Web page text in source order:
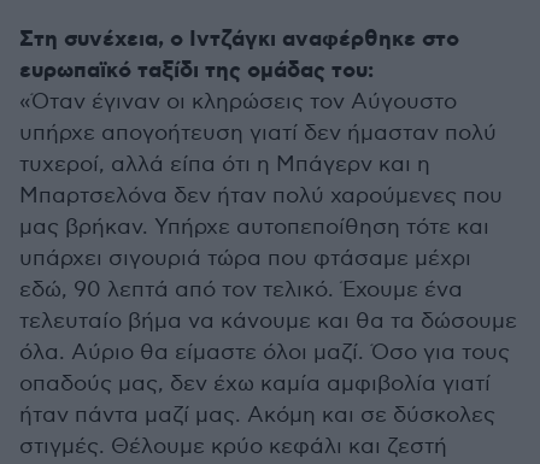
Στη συνέχεια, ο Ιντζάγκι αναφέρθηκε στο
ευρωπαϊκό ταξίδι της ομάδας του:
«Όταν έγιναν οι κληρώσεις τον Αύγουστο
υπήρχε απογοήτευση γιατί δεν ήμασταν πολύ
τυχεροί, αλλά είπα ότι η Μπάγερν και η
Μπαρτσελόνα δεν ήταν πολύ χαρούμενες που
μας βρήκαν. Υπήρχε αυτοπεποίθηση τότε και
υπάρχει σιγουριά τώρα που φτάσαμε μέχρι
εδώ, 90 λεπτά από τον τελικό. Έχουμε ένα
τελευταίο βήμα να κάνουμε και θα τα δώσουμε
όλα. Αύριο θα είμαστε όλοι μαζί. Όσο για τους
οπαδούς μας, δεν έχω καμία αμφιβολία γιατί
ήταν πάντα μαζί μας. Ακόμη και σε δύσκολες
στιγμές. Θέλουμε κρύο κεφάλι και ζεστή